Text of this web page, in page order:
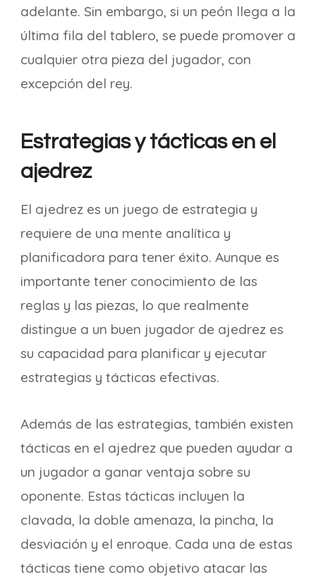
adelante. Sin embargo, si un peón llega a la
última fila del tablero, se puede promover a
cualquier otra pieza del jugador, con
excepción del rey.
Estrategias y tácticas en el
ajedrez
El ajedrez es un juego de estrategia y
requiere de una mente analítica y
planificadora para tener éxito. Aunque es
importante tener conocimiento de las
reglas y las piezas, lo que realmente
distingue a un buen jugador de ajedrez es
su capacidad para planificar y ejecutar
estrategias y tácticas efectivas.
Además de las estrategias, también existen
tácticas en el ajedrez que pueden ayudar a
un jugador a ganar ventaja sobre su
oponente. Estas tácticas incluyen la
clavada, la doble amenaza, la pincha, la
desviación y el enroque. Cada una de estas
tácticas tiene como objetivo atacar las